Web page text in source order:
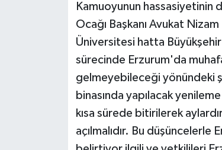
Kamuoyunun hassasiyetinin
Ocağı Başkanı Avukat
Üniversitesi hatta Büyükşehir
sürecinde Erzurum'da
gelmeyebileceği yönündeki
binasında yapılacak
kısa sürede bitirilerek
açılmalıdır. Bu düşüncelerle